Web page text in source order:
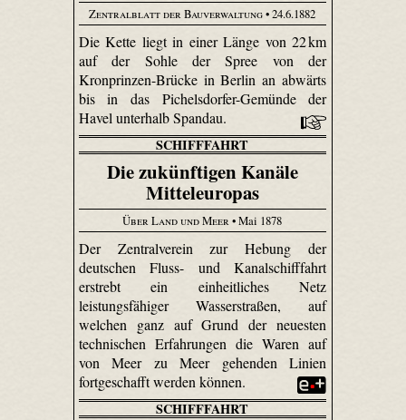
Zentralblatt der Bauverwaltung• 24.6.1882
Die Kette liegt in einer Länge von 22 km
auf der Sohle der Spree von der
Kronprinzen-Brücke in Berlin an abwärts
bis in das Pichelsdorfer-Gemünde der
Havel unterhalb Spandau.
SCHIFFFAHRT
Die zukünftigen Kanäle
Mitteleuropas
Über Land und Meer• Mai 1878
Der Zentralverein zur Hebung der
deutschen Fluss- und Kanalschifffahrt
erstrebt ein einheitliches Netz
leistungsfähiger Wasserstraßen, auf
welchen ganz auf Grund der neuesten
technischen Erfahrungen die Waren auf
von Meer zu Meer gehenden Linien
fortgeschafft werden können.
SCHIFFFAHRT